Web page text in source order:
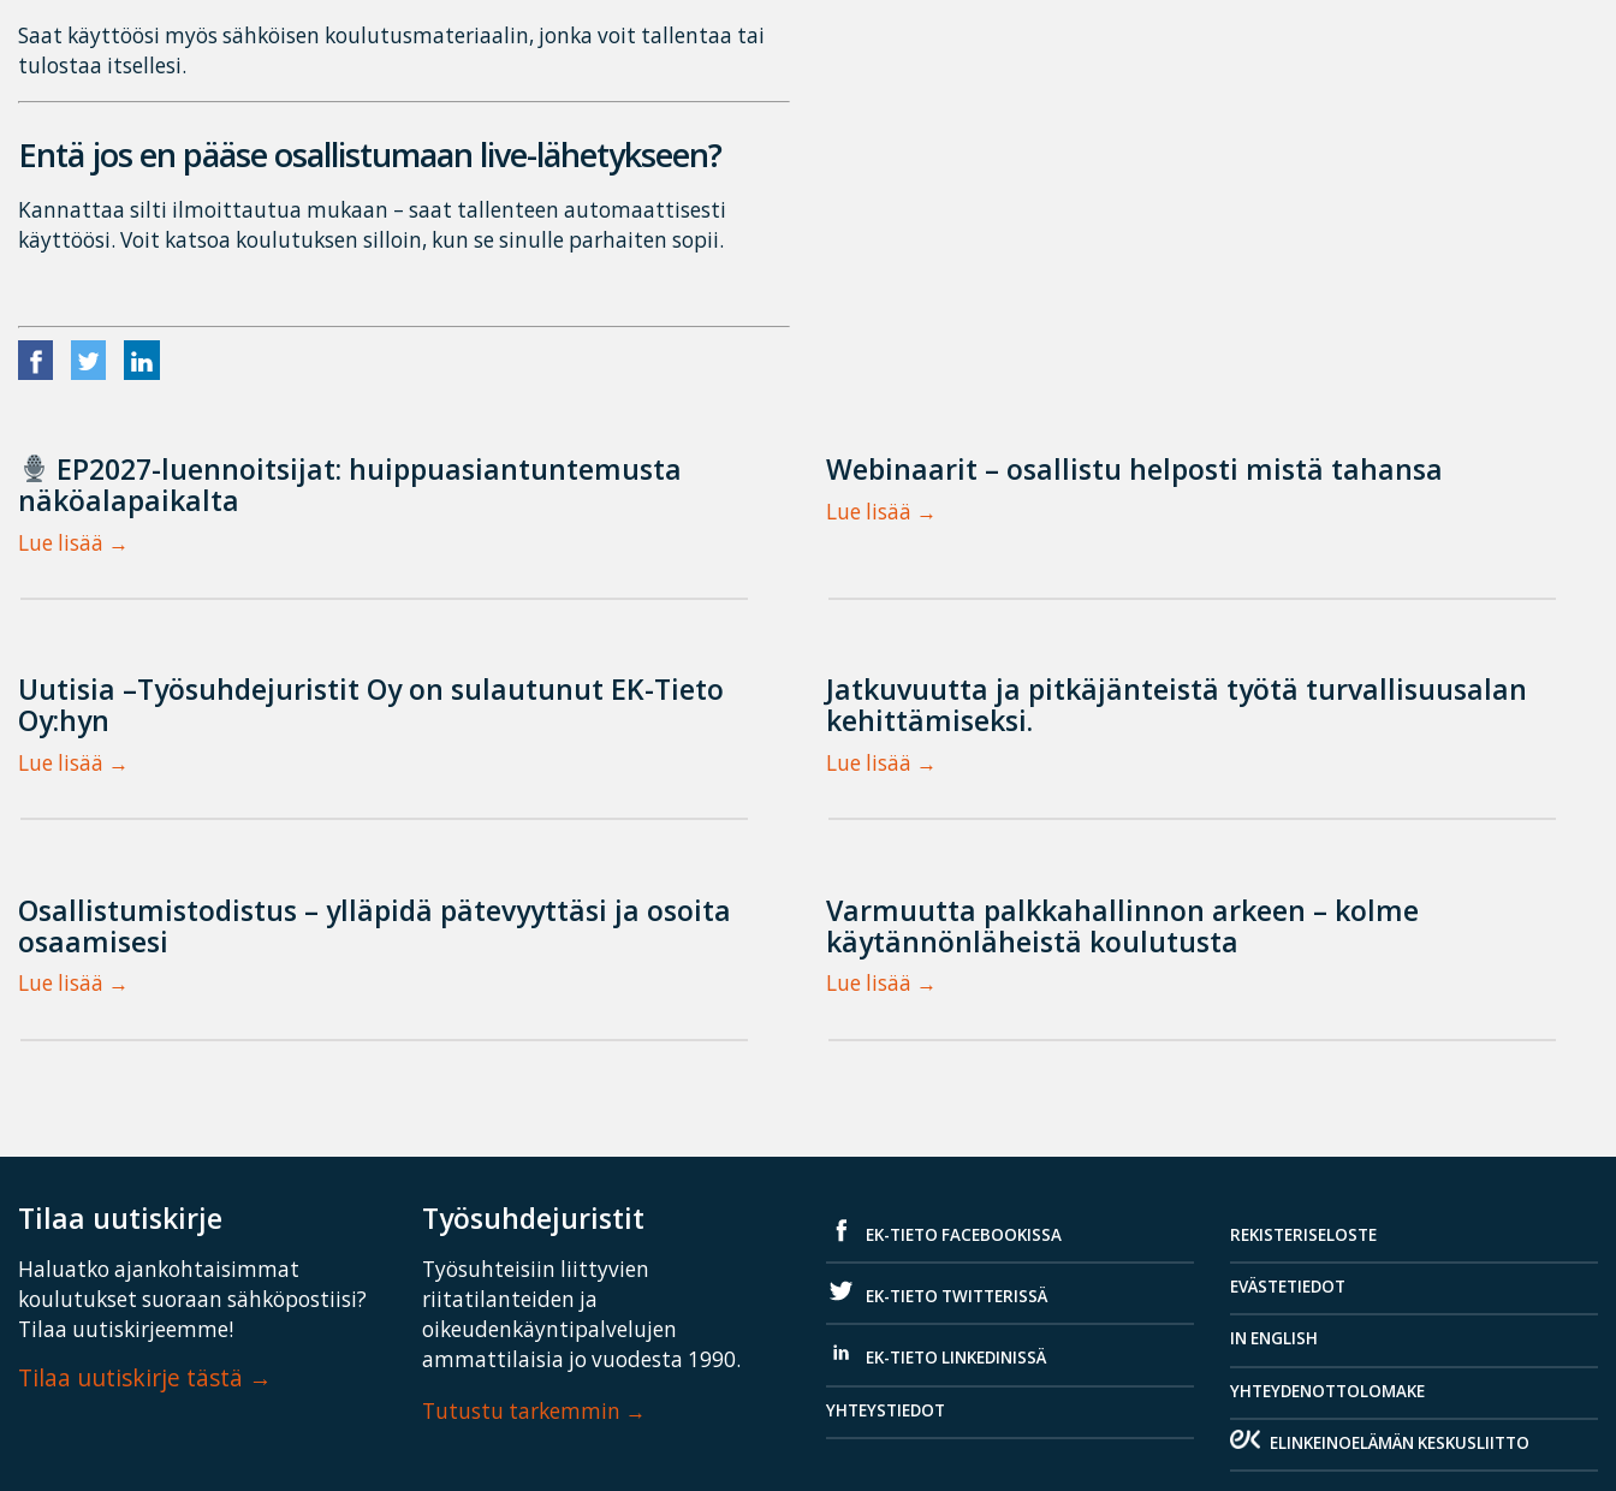
Saat käyttöösi myös sähköisen koulutusmateriaalin, jonka voit tallentaa tai
tulostaa itsellesi.
Entä jos en pääse osallistumaan live-lähetykseen?
Kannattaa silti ilmoittautua mukaan – saat tallenteen automaattisesti
käyttöösi. Voit katsoa koulutuksen silloin, kun se sinulle parhaiten sopii.
EP2027-luennoitsijat: huippuasiantuntemusta
näköalapaikalta
Lue lisää
Webinaarit – osallistu helposti mistä tahansa
Lue lisää
Uutisia –Työsuhdejuristit Oy on sulautunut EK-Tieto
Oy:hyn
Lue lisää
Jatkuvuutta ja pitkäjänteistä työtä turvallisuusalan
kehittämiseksi.
Lue lisää
Osallistumistodistus – ylläpidä pätevyyttäsi ja osoita
osaamisesi
Lue lisää
Varmuutta palkkahallinnon arkeen – kolme
käytännönläheistä koulutusta
Lue lisää
Tilaa uutiskirje
Haluatko ajankohtaisimmat
koulutukset suoraan sähköpostiisi?
Tilaa uutiskirjeemme!
Tilaa uutiskirje tästä
Työsuhdejuristit
Työsuhteisiin liittyvien
riitatilanteiden ja
oikeudenkäyntipalvelujen
ammattilaisia jo vuodesta 1990.
Tutustu tarkemmin
EK-TIETO FACEBOOKISSA
EK-TIETO TWITTERISSÄ
EK-TIETO LINKEDINISSÄ
YHTEYSTIEDOT
REKISTERISELOSTE
EVÄSTETIEDOT
IN ENGLISH
YHTEYDENOTTOLOMAKE
ELINKEINOELÄMÄN KESKUSLIITTO